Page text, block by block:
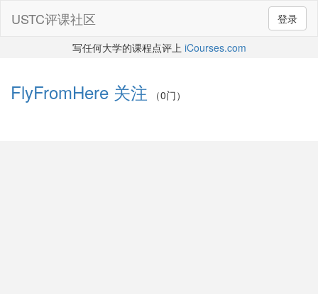
登录
USTC评课社区
写任何大学的课程点评上 iCourses.com
FlyFromHere 关注 （0门）